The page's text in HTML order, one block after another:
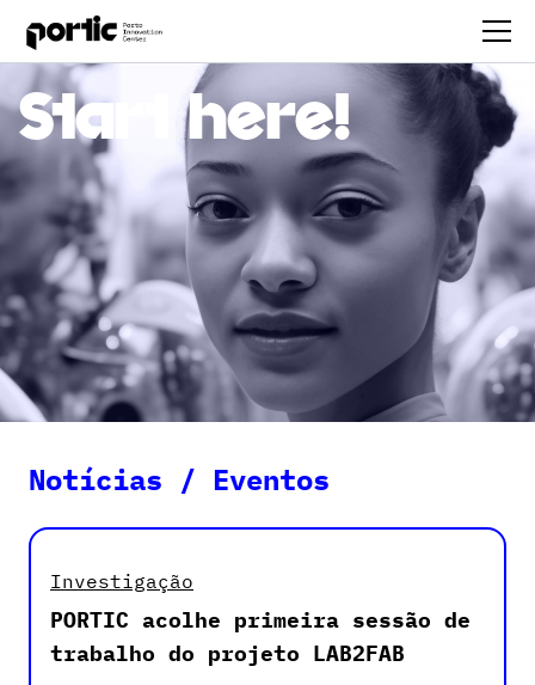
Start here!
Notícias / Eventos
Investigação
PORTIC acolhe primeira sessão de
trabalho do projeto LAB2FAB